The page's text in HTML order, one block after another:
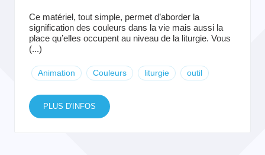
Ce matériel, tout simple, permet d’aborder la
signification des couleurs dans la vie mais aussi la
place qu’elles occupent au niveau de la liturgie. Vous
(...)
Animation Couleurs liturgie outil
PLUS D'INFOS